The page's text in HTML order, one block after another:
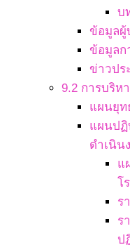
บ
ข้อมูลผู้
ข้อมูลก
ข่าวปร
9.2 การบริห
แผนยุ
แผนปฏิ
ดำเนิน
แ
โ
ร
ร
ป